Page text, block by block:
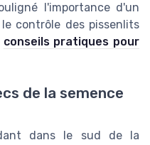
l'importance d'un
contrôle des pissenlits
conseils pratiques pour
de la semence
dans le sud de la